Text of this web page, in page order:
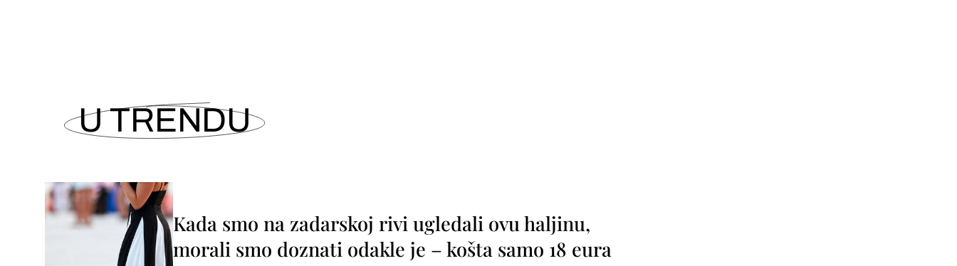
U TRENDU
Kada smo na zadarskoj rivi ugledali ovu haljinu,
morali smo doznati odakle je – košta samo 18 eura